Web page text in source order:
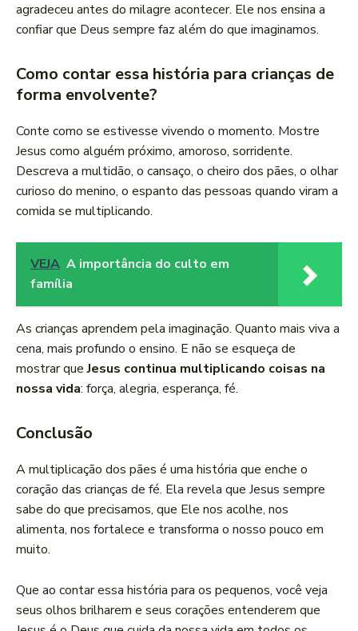
agradeceu antes do milagre acontecer. Ele nos ensina a
confiar que Deus sempre faz além do que imaginamos.
Como contar essa história para crianças de
forma envolvente?
Conte como se estivesse vivendo o momento. Mostre
Jesus como alguém próximo, amoroso, sorridente.
Descreva a multidão, o cansaço, o cheiro dos pães, o olhar
curioso do menino, o espanto das pessoas quando viram a
comida se multiplicando.
VEJA A importância do culto em
família
As crianças aprendem pela imaginação. Quanto mais viva a
cena, mais profundo o ensino. E não se esqueça de
mostrar queJesus continua multiplicando coisas na
nossa vida: força, alegria, esperança, fé.
Conclusão
A multiplicação dos pães é uma história que enche o
coração das crianças de fé. Ela revela que Jesus sempre
sabe do que precisamos, que Ele nos acolhe, nos
alimenta, nos fortalece e transforma o nosso pouco em
muito.
Que ao contar essa história para os pequenos, você veja
seus olhos brilharem e seus corações entenderem que